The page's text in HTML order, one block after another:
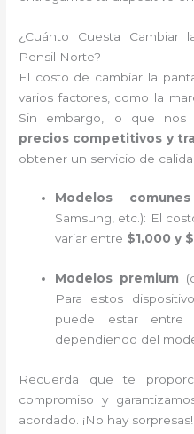
¿Cuánto Cuesta
Pensil Norte?
El costo de cambiar la
varios factores, como la
Sin embargo, lo que nos
precios competitivos y
obtener un servicio de
Modelos comunes
Samsung, etc.): El
variar entre $1,000 y
Modelos premium
Para estos
puede estar entre
dependiendo del
Recuerda que te
compromiso y
acordado. ¡No hay